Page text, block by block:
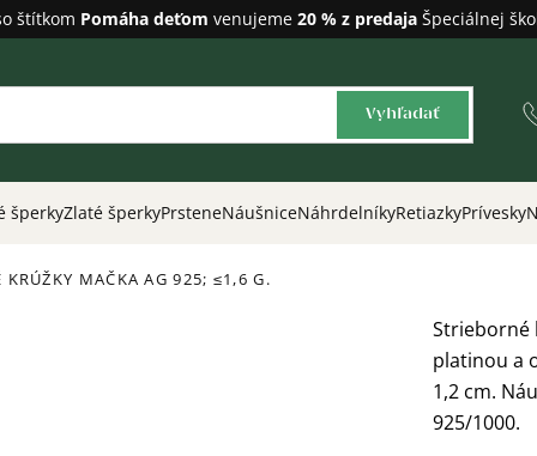
štítkom Pomáha deťom venujeme 20 % z predaja Špeciálnej
Vyhľadať
šperkyZlaté šperkyPrsteneNáušniceNáhrdelníkyRetiazkyPrívesky
KRÚŽKY MAČKAAG 925; ≤1,6 G.
Strieborné
platinou a
1,2 cm.
925/1000.